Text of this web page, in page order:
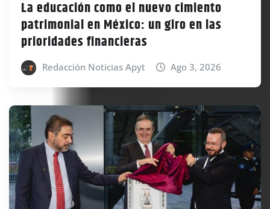
La educación como el nuevo cimiento
patrimonial en México: un giro en las
prioridades financieras
Redacción Noticias Apyt Ago 3, 2026